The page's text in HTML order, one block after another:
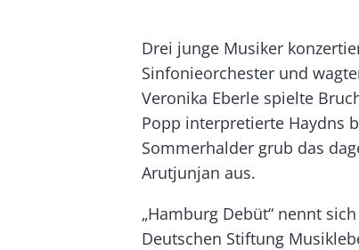
Rectangle
Left
Body
Drei junge Musiker
Sinfonieorchester und
Veronika Eberle spielte
Popp interpretierte Haydns
Sommerhalder grub das
Arutjunjan aus.
„Hamburg Debüt“ nennt
Deutschen Stiftung